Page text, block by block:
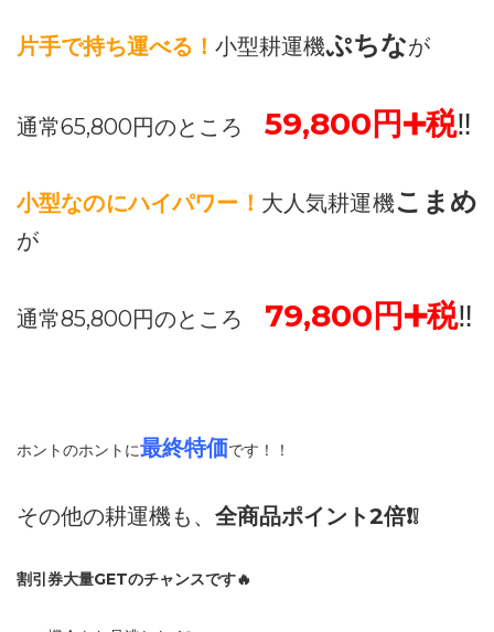
片手で持ち運べる！ 小型耕運機ぷちなが
通常65,800円のところ 59,800円➕税‼️
小型なのにハイパワー！ 大人気耕運機こまめ
が
通常85,800円のところ 79,800円➕税‼️
ホントのホントに最終特価です！！
その他の耕運機も、 全商品ポイント2倍❗️❕
割引券大量GETのチャンスです🔥